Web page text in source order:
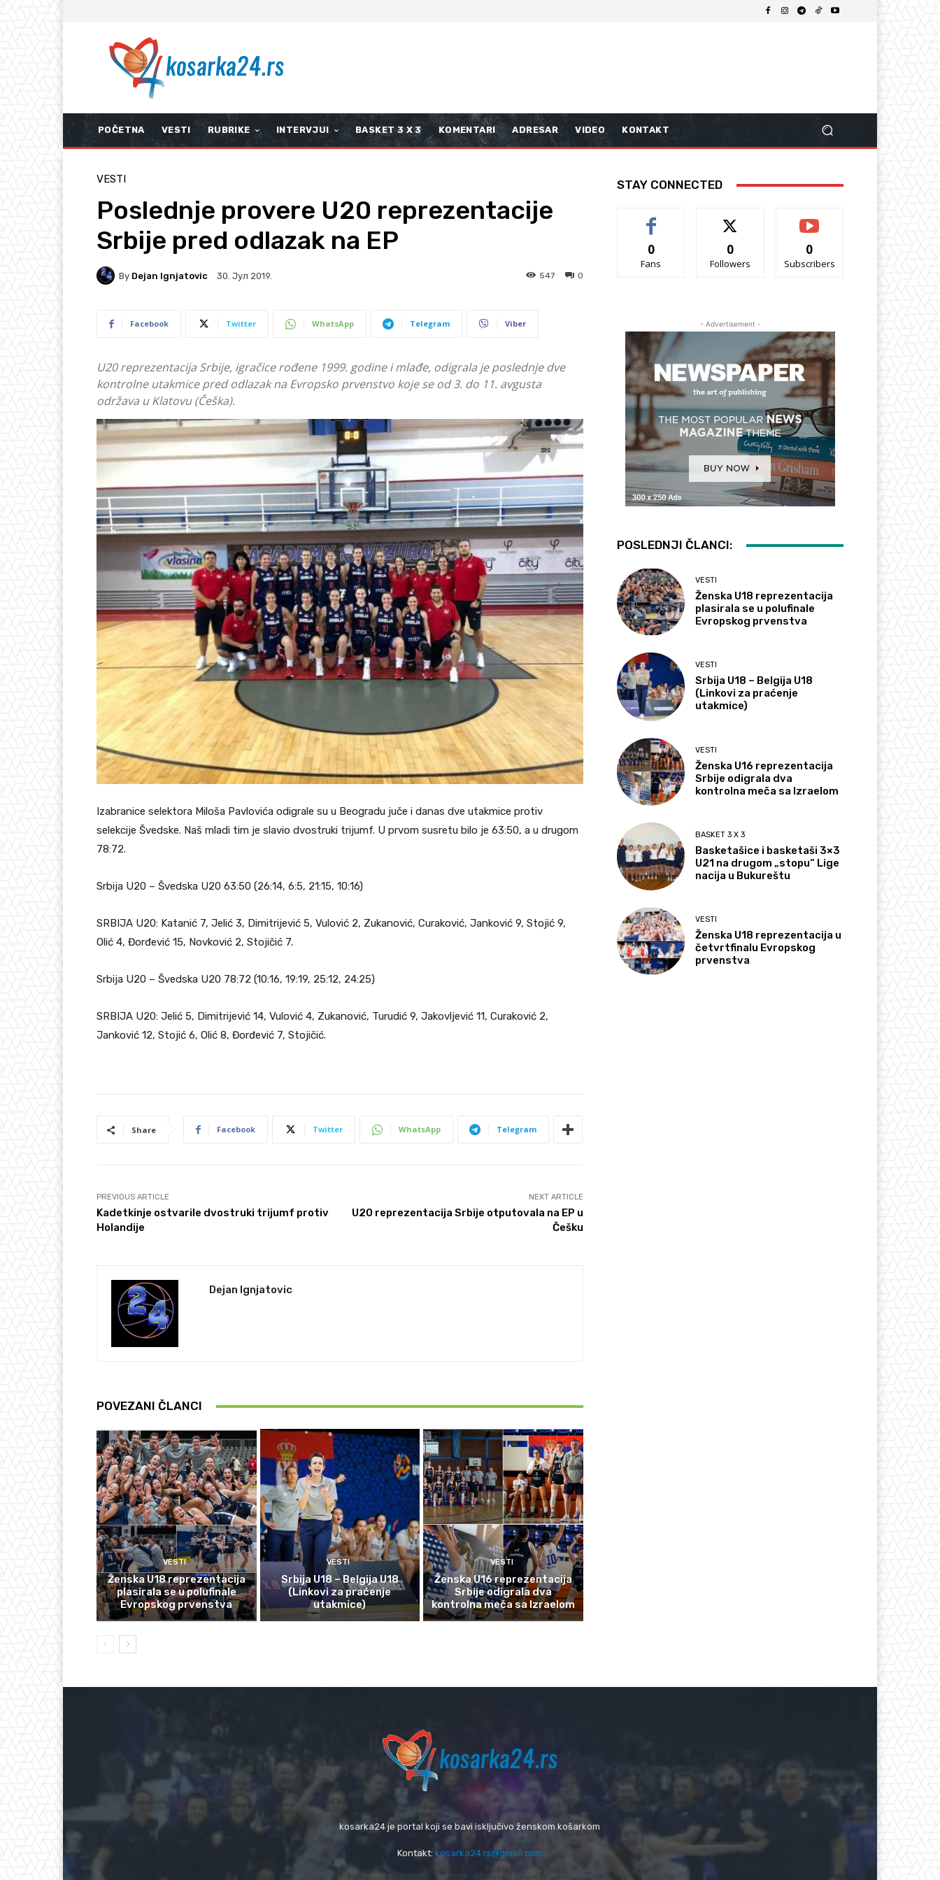
POČETNA VESTI RUBRIKE INTERVJUI BASKET 3 X 3 KOMENTARI ADRESAR VIDEO KONTAKT
VESTI
Poslednje provere U20 reprezentacije
Srbije pred odlazak na EP
By Dejan Ignjatovic 30. Јул 2019. 0
547
Facebook Twitter WhatsApp Telegram Viber
U20 reprezentacija Srbije, igračice rođene 1999. godine i mlađe, odigrala je poslednje dve
kontrolne utakmice pred odlazak na Evropsko prvenstvo koje se od 3. do 11. avgusta
održava u Klatovu (Češka).
Izabranice selektora Miloša Pavlovića odigrale su u Beogradu juče i danas dve utakmice protiv
selekcije Švedske. Naš mladi tim je slavio dvostruki trijumf. U prvom susretu bilo je 63:50, a u drugom
78:72.
Srbija U20 – Švedska U20 63:50 (26:14, 6:5, 21:15, 10:16)
SRBIJA U20: Katanić 7, Jelić 3, Dimitrijević 5, Vulović 2, Zukanović, Curaković, Janković 9, Stojić 9,
Olić 4, Đorđević 15, Novković 2, Stojičić 7.
Srbija U20 – Švedska U20 78:72 (10:16, 19:19, 25:12, 24:25)
SRBIJA U20: Jelić 5, Dimitrijević 14, Vulović 4, Zukanović, Turudić 9, Jakovljević 11, Curaković 2,
Janković 12, Stojić 6, Olić 8, Đorđević 7, Stojičić.
Share Facebook Twitter WhatsApp Telegram
PREVIOUS ARTICLE
Kadetkinje ostvarile dvostruki trijumf protiv
Holandije
NEXT ARTICLE
U20 reprezentacija Srbije otputovala na EP u
Češku
Dejan Ignjatovic
POVEZANI ČLANCI
VESTI
Ženska U18 reprezentacija
plasirala se u polufinale
Evropskog prvenstva
VESTI
Srbija U18 – Belgija U18
(Linkovi za praćenje
utakmice)
VESTI
Ženska U16 reprezentacija
Srbije odigrala dva
kontrolna meča sa Izraelom
STAY CONNECTED
0
Fans
0
Followers
0
Subscribers
- Advertisement -
POSLEDNJI ČLANCI:
VESTI
Ženska U18 reprezentacija
plasirala se u polufinale
Evropskog prvenstva
VESTI
Srbija U18 – Belgija U18
(Linkovi za praćenje
utakmice)
VESTI
Ženska U16 reprezentacija
Srbije odigrala dva
kontrolna meča sa Izraelom
BASKET 3 X 3
Basketašice i basketaši 3×3
U21 na drugom „stopu“ Lige
nacija u Bukureštu
VESTI
Ženska U18 reprezentacija u
četvrtfinalu Evropskog
prvenstva
kosarka24 je portal koji se bavi isključivo ženskom košarkom
Kontakt: kosarka24.rs@gmail.com